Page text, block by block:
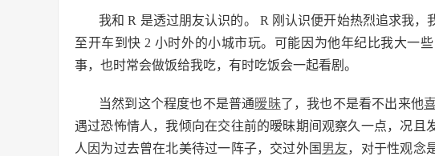
我和 R 是透过朋友认识的。 R 刚认识便开始热烈追求我
至开车到快 2 小时外的小城市玩。可能因为他年纪比我大一
事，也时常会做饭给我吃，有时吃饭会一起看剧。
当然到这个程度也不是普通暧昧了，我也不是看不出来他
遇过恐怖情人，我倾向在交往前的暧昧期间观察久一点，况且
人因为过去曾在北美待过一阵子，交过外国 男友，对于性观念